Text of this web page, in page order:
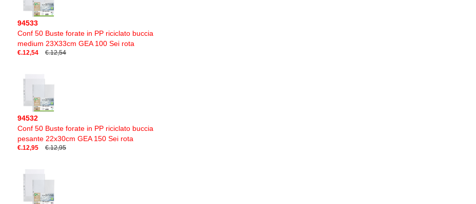
94533
Conf 50 Buste forate in PP riciclato buccia
medium 23X33cm GEA 100 Sei rota
€.12,54 €.12,54
94532
Conf 50 Buste forate in PP riciclato buccia
pesante 22x30cm GEA 150 Sei rota
€.12,95 €.12,95